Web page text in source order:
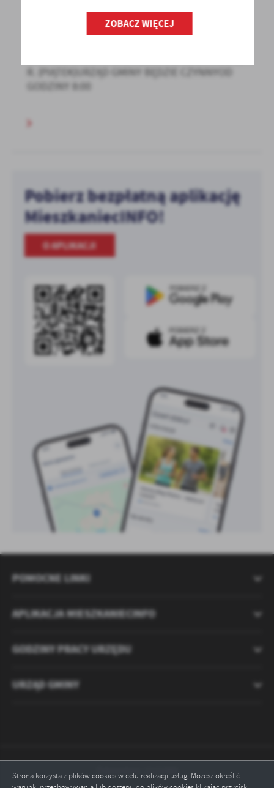
Strona korzysta z plików cookies w celu realizacji usług. Możesz określić
25.02.2022 R. - URZĄD GMINY CZYNNY OD
R. (PIĄTEK)URZĄD GMINY BĘDZIE CZYNNYOD
GODZINY 8:00
Pobierz bezpłatną aplikację
MieszkaniecINFO!
O APLIKACJI
POMOCNE LINKI
APLIKACJA MIESZKANIECINFO
GODZINY PRACY URZĘDU
URZĄD GMINY
Odwiedzin: 2121066
ZOBACZ WIĘCEJ